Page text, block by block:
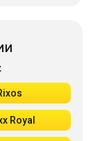
Royal